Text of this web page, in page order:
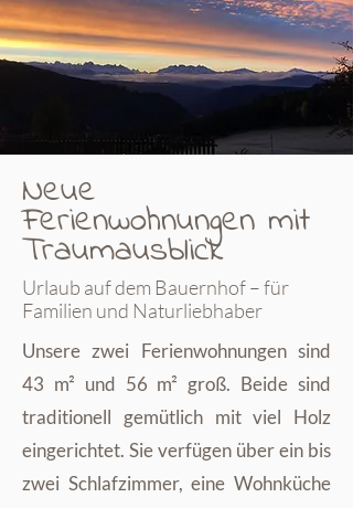
Neue
Ferienwohnungen mit
Traumausblick
Urlaub auf dem Bauernhof – für
Familien und Naturliebhaber
Unsere zwei Ferienwohnungen sind
43 m² und 56 m² groß. Beide sind
traditionell gemütlich mit viel Holz
eingerichtet. Sie verfügen über ein bis
zwei Schlafzimmer, eine Wohnküche